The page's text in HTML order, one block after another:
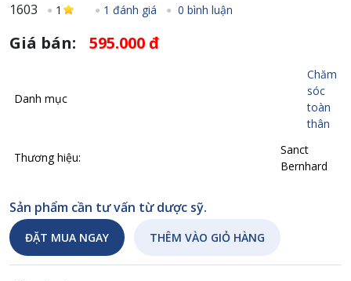
1603 1 1 đánh giá 0 bình luận
Giá bán: 595.000 đ
Danh mục
Chăm
sóc
toàn
thân
Thương hiệu:
Sanct
Bernhard
Sản phẩm cần tư vấn từ dược sỹ.
ĐẶT MUA NGAY THÊM VÀO GIỎ HÀNG